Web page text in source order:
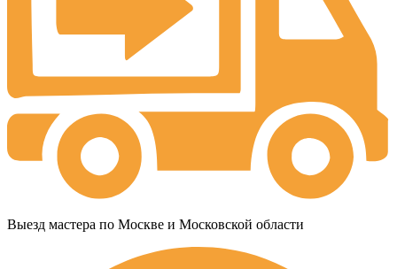
Выезд мастера по Москве и Московской области